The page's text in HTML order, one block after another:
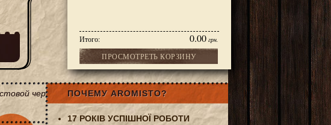
Итого: 0.00 грн.
ПРОСМОТРЕТЬ КОРЗИНУ
черный чайПОЧЕМУ AROMISTO?
17 РОКІВ УСПІШНОЇ РОБОТИ